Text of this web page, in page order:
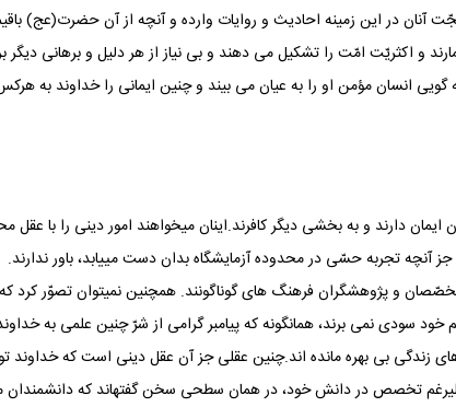
در این زمینه احادیث و روایات وارده و آنچه از آن حضرت(عج)
و اکثریّت امّت را تشکیل می ‏دهند و بی‏ نیاز از هر دلیل و برهانی
انسان مؤمن او را به عیان می‏ بیند و چنین ایمانی را خداوند به
دارند و به بخشی دیگر کافرند.اینان می‏خواهند امور دینی را با
آنچه تجربه حسّی در محدوده آزمایشگاه بدان دست می‏یابد، باور ندارند.
و پژوهشگران فرهنگ های گوناگونند. همچنین نمی‏توان تصوّر کرد
سودی نمی ‏برند، همان‏گونه که پیامبر گرامی از شرّ چنین علمی به خداوند
زندگی بی‏ بهره مانده ‏اند.چنین عقلی جز آن عقل دینی است که خداوند
تخصص در دانش خود، در همان سطحی سخن گفته‏اند که دانشمندان